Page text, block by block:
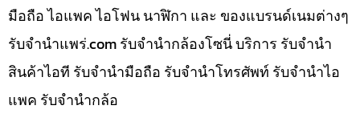
มือถือ ไอแพค ไอโฟน นาฬิกา และ ของแบรนด์เนมต่างๆ
รับจํานําแพร่.com รับจำนำกล้องโซนี่ บริการ รับจำนำ
สินค้าไอที รับจำนำมือถือ รับจำนำโทรศัพท์ รับจำนำไอ
แพค รับจำนำกล้อ